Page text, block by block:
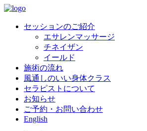
セッションのご紹介
エサレンマッサージ
チネイザン
イールド
施術の流れ
風通しのいい身体クラス
セラピストについて
お知らせ
ご予約・お問い合わせ
English